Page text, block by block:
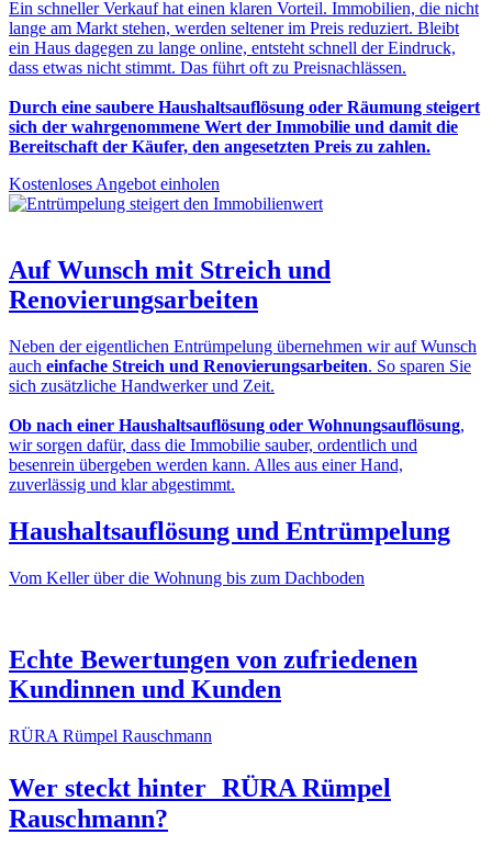
Ein schneller Verkauf hat einen klaren Vorteil. Immobilien, die nicht
lange am Markt stehen, werden seltener im Preis reduziert. Bleibt
ein Haus dagegen zu lange online, entsteht schnell der Eindruck,
dass etwas nicht stimmt. Das führt oft zu Preisnachlässen.
Durch eine saubere Haushaltsauflösung oder Räumung steigert
sich der wahrgenommene Wert der Immobilie und damit die
Bereitschaft der Käufer, den angesetzten Preis zu zahlen.
Kostenloses Angebot einholen
Auf Wunsch mit Streich und
Renovierungsarbeiten
Neben der eigentlichen Entrümpelung übernehmen wir auf Wunsch
auch einfache Streich und Renovierungsarbeiten. So sparen Sie
sich zusätzliche Handwerker und Zeit.
Ob nach einer Haushaltsauflösung oder Wohnungsauflösung,
wir sorgen dafür, dass die Immobilie sauber, ordentlich und
besenrein übergeben werden kann. Alles aus einer Hand,
zuverlässig und klar abgestimmt.
Haushaltsauflösung und Entrümpelung
Vom Keller über die Wohnung bis zum Dachboden
NACHHER
Echte Bewertungen von zufriedenen
Kundinnen und Kunden
RÜRA Rümpel Rauschmann
Wer steckt hinter RÜRA Rümpel
Rauschmann?